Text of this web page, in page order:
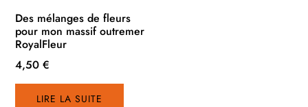
Des mélanges de fleurs
pour mon massif outremer
RoyalFleur
4,50€
LIRE LA SUITE